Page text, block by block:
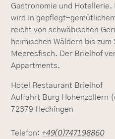
Gastronomie und Hotellerie.
wird in gepflegt-
reicht von schwäbischen
heimischen Wäldern bis
Meeresfisch. Der Brielhof
Appartments.
Hotel Restaurant Brielhof
Auffahrt Burg Hohenzollern
72379 Hechingen
Telefon: +49(0)7471.98860